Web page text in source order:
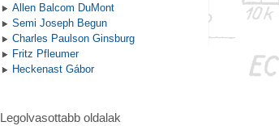
Allen Balcom DuMont
Semi Joseph Begun
Charles Paulson Ginsburg
Fritz Pfleumer
Heckenast Gábor
Legolvasottabb oldalak